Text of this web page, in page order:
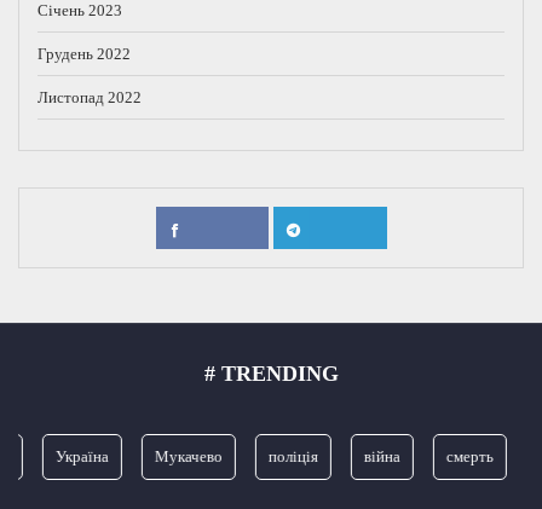
Січень 2023
Грудень 2022
Листопад 2022
# TRENDING
Україна Мукачево поліція війна смерть